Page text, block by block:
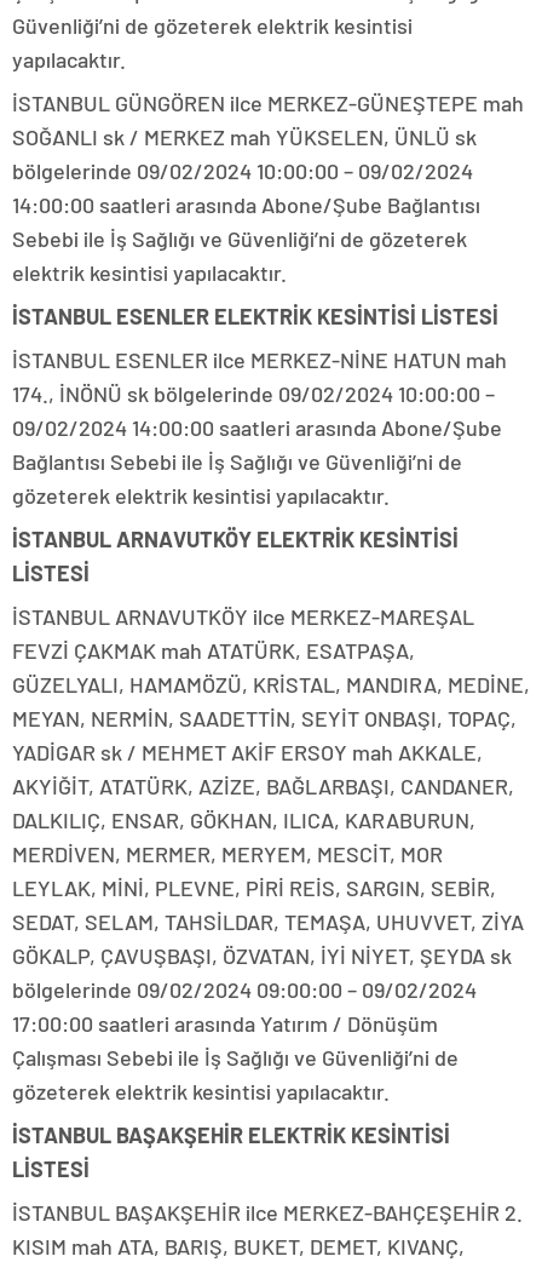
Güvenliği’ni de gözeterek elektrik kesintisi
yapılacaktır.
İSTANBUL GÜNGÖREN ilce MERKEZ-GÜNEŞTEPE mah
SOĞANLI sk / MERKEZ mah YÜKSELEN, ÜNLÜ sk
bölgelerinde 09/02/2024 10:00:00 – 09/02/2024
14:00:00 saatleri arasında Abone/Şube Bağlantısı
Sebebi ile İş Sağlığı ve Güvenliği’ni de gözeterek
elektrik kesintisi yapılacaktır.
İSTANBUL ESENLER ELEKTRİK KESİNTİSİ LİSTESİ
İSTANBUL ESENLER ilce MERKEZ-NİNE HATUN mah
174., İNÖNÜ sk bölgelerinde 09/02/2024 10:00:00 –
09/02/2024 14:00:00 saatleri arasında Abone/Şube
Bağlantısı Sebebi ile İş Sağlığı ve Güvenliği’ni de
gözeterek elektrik kesintisi yapılacaktır.
İSTANBUL ARNAVUTKÖY ELEKTRİK KESİNTİSİ
LİSTESİ
İSTANBUL ARNAVUTKÖY ilce MERKEZ-MAREŞAL
FEVZİ ÇAKMAK mah ATATÜRK, ESATPAŞA,
GÜZELYALI, HAMAMÖZÜ, KRİSTAL, MANDIRA, MEDİNE,
MEYAN, NERMİN, SAADETTİN, SEYİT ONBAŞI, TOPAÇ,
YADİGAR sk / MEHMET AKİF ERSOY mah AKKALE,
AKYİĞİT, ATATÜRK, AZİZE, BAĞLARBAŞI, CANDANER,
DALKILIÇ, ENSAR, GÖKHAN, ILICA, KARABURUN,
MERDİVEN, MERMER, MERYEM, MESCİT, MOR
LEYLAK, MİNİ, PLEVNE, PİRİ REİS, SARGIN, SEBİR,
SEDAT, SELAM, TAHSİLDAR, TEMAŞA, UHUVVET, ZİYA
GÖKALP, ÇAVUŞBAŞI, ÖZVATAN, İYİ NİYET, ŞEYDA sk
bölgelerinde 09/02/2024 09:00:00 – 09/02/2024
17:00:00 saatleri arasında Yatırım / Dönüşüm
Çalışması Sebebi ile İş Sağlığı ve Güvenliği’ni de
gözeterek elektrik kesintisi yapılacaktır.
İSTANBUL BAŞAKŞEHİR ELEKTRİK KESİNTİSİ
LİSTESİ
İSTANBUL BAŞAKŞEHİR ilce MERKEZ-BAHÇEŞEHİR 2.
KISIM mah ATA, BARIŞ, BUKET, DEMET, KIVANÇ,